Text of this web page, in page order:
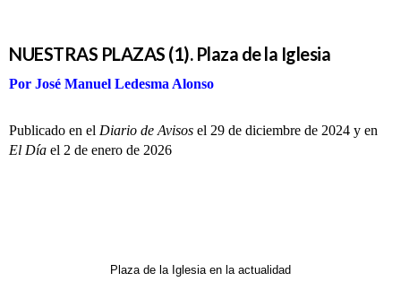
NUESTRAS PLAZAS (1). Plaza de la Iglesia
Por José Manuel Ledesma Alonso
Publicado en el Diario de Avisos el 29 de diciembre de 2024 y en
El Día el 2 de enero de 2026
Plaza de la Iglesia en la actualidad